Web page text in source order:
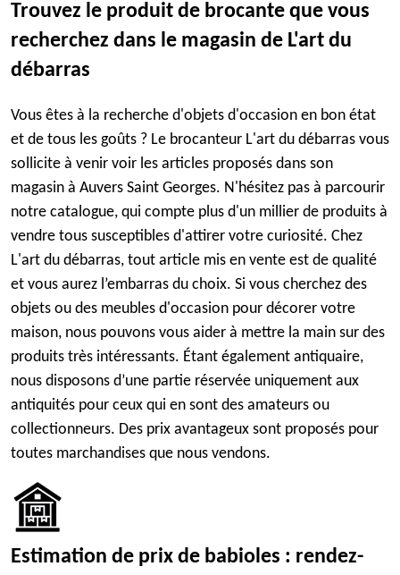
Trouvez le produit de brocante que vous
recherchez dans le magasin de L'art du
débarras
Vous êtes à la recherche d'objets d'occasion en bon état
et de tous les goûts ? Le brocanteur L'art du débarras vous
sollicite à venir voir les articles proposés dans son
magasin à Auvers Saint Georges. N'hésitez pas à parcourir
notre catalogue, qui compte plus d'un millier de produits à
vendre tous susceptibles d'attirer votre curiosité. Chez
L'art du débarras, tout article mis en vente est de qualité
et vous aurez l’embarras du choix. Si vous cherchez des
objets ou des meubles d'occasion pour décorer votre
maison, nous pouvons vous aider à mettre la main sur des
produits très intéressants. Étant également antiquaire,
nous disposons d’une partie réservée uniquement aux
antiquités pour ceux qui en sont des amateurs ou
collectionneurs. Des prix avantageux sont proposés pour
toutes marchandises que nous vendons.
Estimation de prix de babioles : rendez-